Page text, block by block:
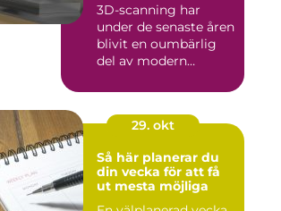
3D-scanning har
under de senaste åren
blivit en oumbärlig
del av modern
29. okt
Så här planerar du
din vecka för att få
ut mesta möjliga